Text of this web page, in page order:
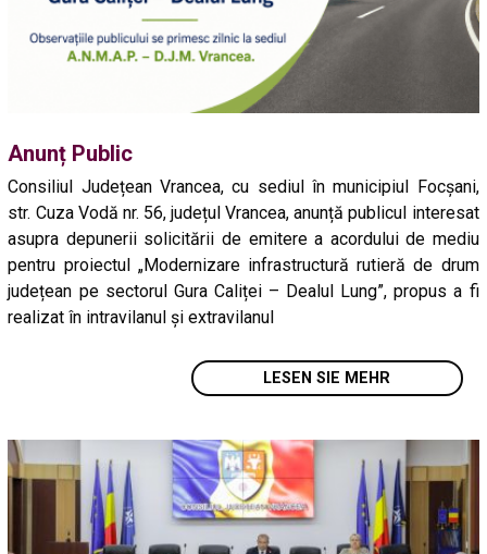
Anunț Public
Consiliul Județean Vrancea, cu sediul în municipiul Focșani,
str. Cuza Vodă nr. 56, județul Vrancea, anunță publicul interesat
asupra depunerii solicitării de emitere a acordului de mediu
pentru proiectul „Modernizare infrastructură rutieră de drum
județean pe sectorul Gura Caliței – Dealul Lung”, propus a fi
realizat în intravilanul și extravilanul
LESEN SIE MEHR